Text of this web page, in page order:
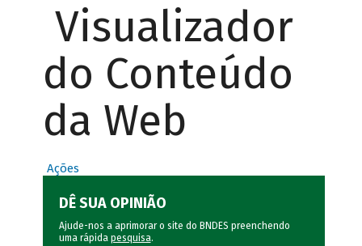
Visualizador
do Conteúdo
da Web
Ações
DÊ SUA OPINIÃO
Ajude-nos a aprimorar o site do BNDES preenchendo
uma rápida pesquisa.